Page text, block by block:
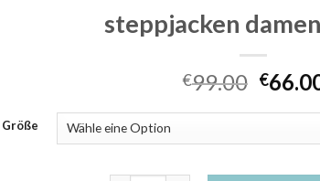
steppjacken
€99.00 €
Größe